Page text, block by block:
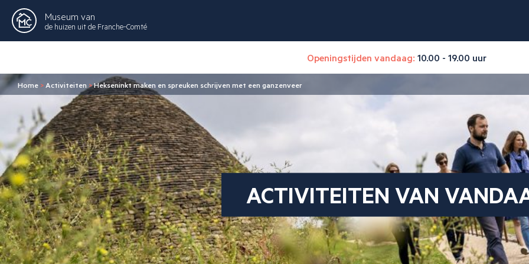
Museum van
de huizen uit de Franche-Comté
Openingstijden vandaag: 10.00 - 19.00 uur
Home > Activiteiten >Hekseninkt maken en spreuken schrijven met een ganzenveer
ACTIVITEITEN VAN